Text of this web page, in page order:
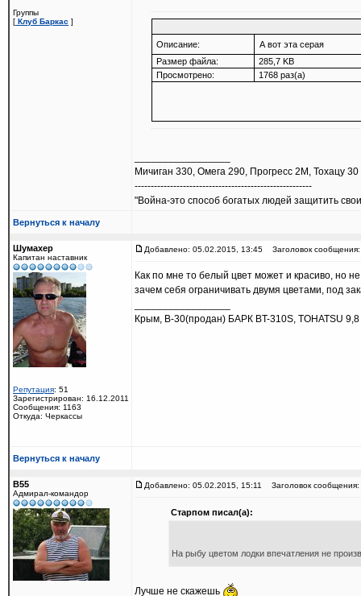
Группы
[ Клуб Баркас ]
Описание:
А вот эта серая
Размер файла:
285,7 KB
Просмотрено:
1768 раз(а)
Мичиган 330, Омега 290, Прогресс 2М, Тохацу 30
-------------------------------------------------------
"Война-это способ богатых людей защитить
Вернуться к началу
Шумахер
Капитан наставник
Репутация: 51
Зарегистрирован: 16.12.2011
Сообщения: 1163
Откуда: Черкассы
Добавлено: 05.02.2015, 13:45 Заголовок сообщения:
Как по мне то белый цвет может и красиво, но
зачем себя ограничивать двумя цветами, под
Крым, В-30(продан) БАРК BT-310S, TOHATSU 9,8
Вернуться к началу
B55
Адмирал-командор
Добавлено: 05.02.2015, 15:11 Заголовок сообщения:
Старпом писал(а):
На рыбу цветом лодки впечатления не
Лучше не скажешь